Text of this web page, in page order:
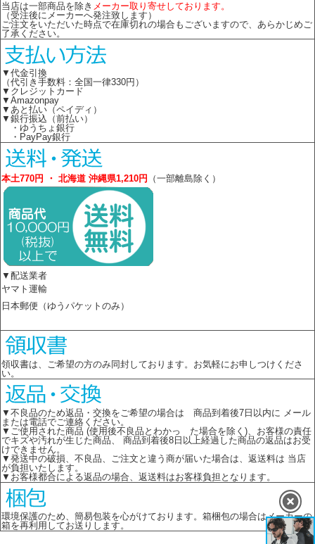
当店は一部商品を除き メーカー取り寄せしております。
（受注後にメーカーへ発注致します）
ご注文をいただいた時点で在庫切れの場合もございますので、あらかじめご
了承ください。
▼代金引換
（代引き手数料：全国一律330円）
▼クレジットカード
▼Amazonpay
▼あと払い（ペイディ）
▼銀行振込（前払い）
・ゆうちょ銀行
・PayPay銀行
本土770円 ・ 北海道 沖縄県1,210円 （一部離島除く）
▼配送業者
ヤマト運輸
日本郵便（ゆうパケットのみ）
領収書は、ご希望の方のみ同封しております。お気軽にお申しつけくださ
い。
▼不良品のため返品・交換をご希望の場合は 商品到着後7日以内に メール
または電話でご連絡ください。
▼ご使用された商品 (使用後不良品とわかっ た場合を除く)、お客様の責任
でキズや汚れが生じた商品、 商品到着後8日以上経過した商品の返品はお受
けできません。
▼発送中の破損、不良品、ご注文と違う商が届いた場合は、返送料は 当店
が負担いたします。
▼お客様都合による返品の場合、返送料はお客様負担となります。
環境保護のため、簡易包装を心がけております。箱梱包の場合はメーカーの
箱を再利用してお送りします。